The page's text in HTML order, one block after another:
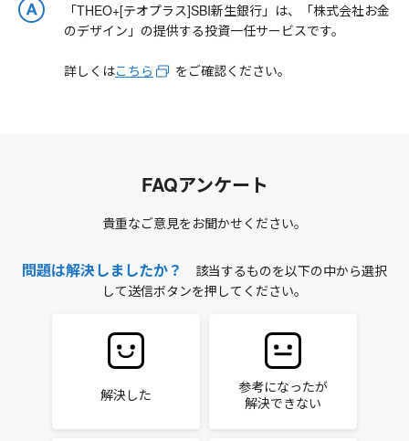
「THEO+[テオプラス]SBI新生銀行」は、「株式会社お金
のデザイン」の提供する投資一任サービスです。
詳しくはこちら をご確認ください。
FAQアンケート
貴重なご意見をお聞かせください。
問題は解決しましたか？
該当するものを以下の中から選択
して送信ボタンを押してください。
解決した
参考になったが
解決できない